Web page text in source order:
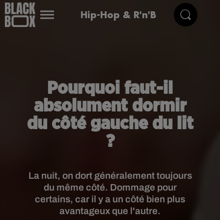
Hip-Hop & R'n'B
Pourquoi faut-il
absolument dormir
du côté gauche du lit
?
La nuit, on dort généralement toujours
du même côté. Dommage pour
certains, car il y a un côté bien plus
avantageux que l'autre.